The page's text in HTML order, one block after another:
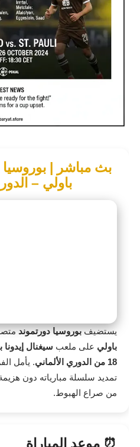
بث مباشر |
باولي –
يستضيفبوروسيا دورتموند
باولي على ملعب سيغنال إيدونا
18 من الدوري الألماني
. يأمل
تمديد سلسلة مبارياته دون
من صراع الهبوط.
⏰ موعد المباراة